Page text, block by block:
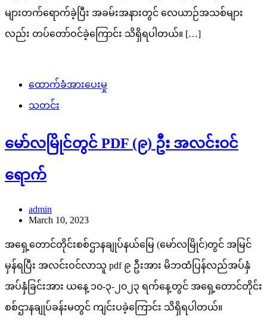
များတက်ရောက်ခဲ့ပြီး အခမ်းအနားတွင် လေယာဉ်အသစ်များ
လည်း တပ်တော်ဝင်ခဲ့ကြောင်း သိရှိရပါတယ်။ […]
ထောက်ခံအားပေးမှု
သတင်း
မော်လမြိုင်တွင် PDF (၉) ဦး အလင်းဝင်
ရောက်
admin
March 10, 2023
အရှေ့တောင်တိုင်းစစ်ဌာနချုပ်နယ်မြေ (မော်လမြိုင်)တွင် အမြင်
မှန်ရပြီး အလင်းဝင်လာသူ pdf ၉ ဦးအား မိဘထံပြန်လည်အပ်နှံ
အပ်နှံခြင်းအား ယနေ့ ၁၀-၃-၂၀၂၃ ရက်နေ့တွင် အရှေ့တောင်တိုင်း
စစ်ဌာနချုပ်ခန်းမတွင် ကျင်းပခဲ့ကြောင်း သိရှိရပါတယ်။